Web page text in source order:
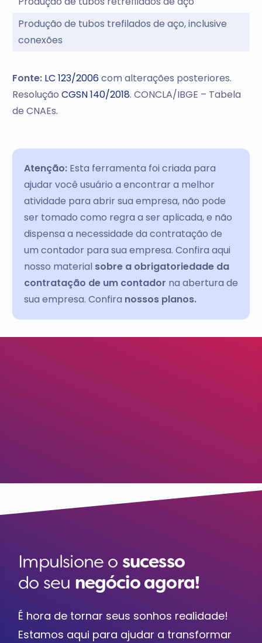
Produção de tubos trefilados de aço, inclusive
conexões
Fonte: LC 123/2006com alterações posteriores.
ResoluçãoCGSN 140/2018. CONCLA/IBGE – Tabela
de CNAEs.
Atenção:Esta ferramenta foi criada para
ajudar você usuário a encontrar a melhor
atividade para abrir sua empresa, não pode
ser tomado como regra a ser aplicada, e não
dispensa a necessidade da contratação de
um contador para sua empresa. Confira aqui
nosso material sobre a obrigatoriedade da
contratação de um contador na abertura de
sua empresa. Confira nossos planos.
Impulsione o sucesso
do seu negócio agora!
É hora de tornar seus sonhos realidade!
Estamos aqui para ajudar a transformar